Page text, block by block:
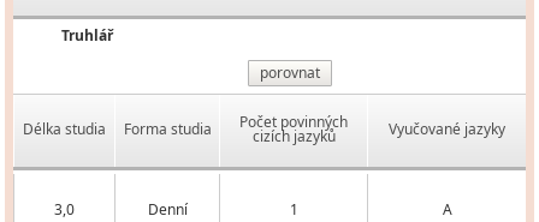
Truhlář
porovnat
Délka studia Forma studia Počet povinných
cizích jazyků Vyučované jazyky
3,0 Denní 1 A